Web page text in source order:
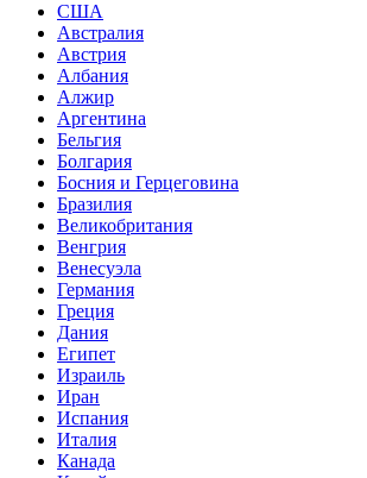
США
Австралия
Австрия
Албания
Алжир
Аргентина
Бельгия
Болгария
Босния и Герцеговина
Бразилия
Великобритания
Венгрия
Венесуэла
Германия
Греция
Дания
Египет
Израиль
Иран
Испания
Италия
Канада